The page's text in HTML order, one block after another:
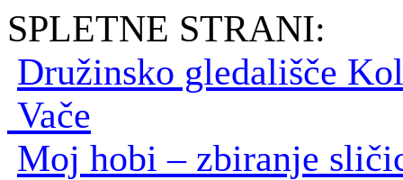
SPLETNE STRANI:
Družinsko gledališče
Vače
Moj hobi – zbiranje